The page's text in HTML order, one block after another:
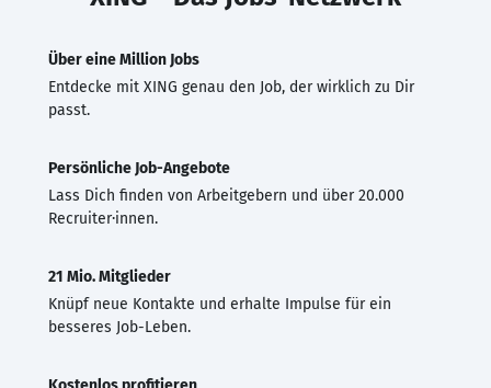
Über eine Million Jobs
Entdecke mit XING genau den Job, der wirklich zu Dir
passt.
Persönliche Job-Angebote
Lass Dich finden von Arbeitgebern und über 20.000
Recruiter·innen.
21 Mio. Mitglieder
Knüpf neue Kontakte und erhalte Impulse für ein
besseres Job-Leben.